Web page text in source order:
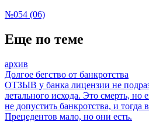
№054 (06)
Еще по теме
архив
Долгое бегство от банкротства
ОТЗЫВ у банка лицензии не
летального исхода. Это смерть, но
не допустить банкротства, и
Прецедентов мало, но они есть.